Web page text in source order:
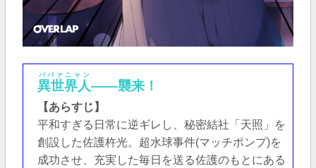
異世界人
ババァニャン
――襲来！
【あらすじ】
平和すぎる日常に逆ギレし、秘密結社「天照」を
創設した佐護杵光。超水球事件(マッチポンプ)を
成功させ、充実した毎日を送る佐護のもとにある